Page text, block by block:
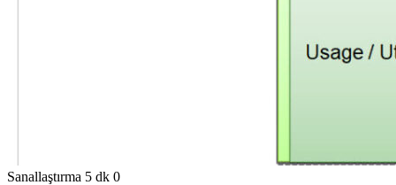
Sanallaştırma 5 dk 0